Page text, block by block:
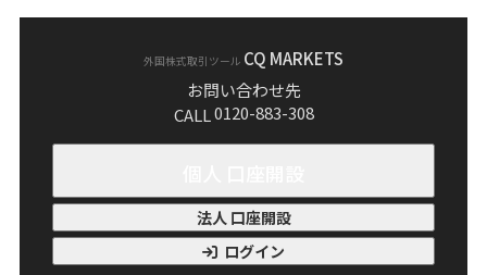
外国株式取引ツール CQ MARKETS
お問い合わせ先
CALL0120-883-308
法人 口座開設
ログイン